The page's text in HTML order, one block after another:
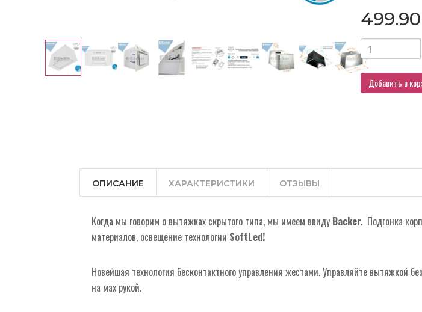
Добавить в
ОПИСАНИЕ ХАРАКТЕРИСТИКИ ОТЗЫВЫ
Когда мы говорим о вытяжках скрытого типа, мы имеем ввиду Backer. Подгонка
материалов, освещение технологии SoftLed!
Новейшая технология бесконтактного управления жестами. Управляйте вытяжкой
на мах рукой.